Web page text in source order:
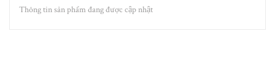
Thông tin sản phẩm đang được cập nhật